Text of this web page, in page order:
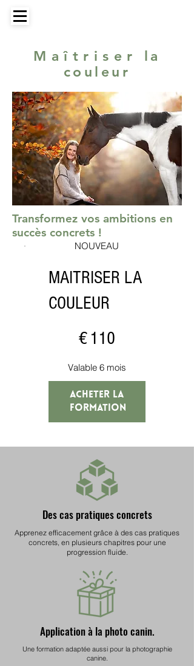
Maîtriser
la
couleur
Transformez vos ambitions en
succès concrets !
NOUVEAU
MAITRISER LA
COULEUR
€ 110
Valable 6 mois
ACHETER LA
FORMATION
Des cas pratiques concrets
Apprenez efficacement grâce à des cas pratiques
concrets, en plusieurs chapitres pour une
progression fluide.
Application à la photo canin.
Une formation adaptée aussi pour la photographie
canine.